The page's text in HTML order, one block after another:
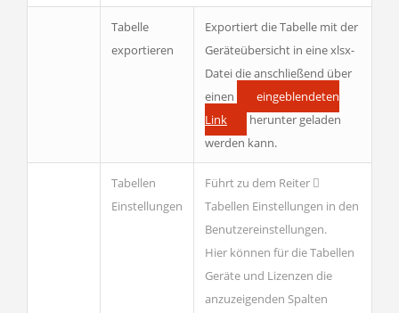
Tabelle
exportieren
Exportiert die Tabelle mit der
Geräteübersicht in eine xlsx-
Datei die anschließend über
einen
eingeblendeten
Link
herunter geladen
werden kann.
Tabellen
Einstellungen
Führt zu dem Reiter
Tabellen Einstellungen in den
Benutzereinstellungen.
Hier können für die Tabellen
Geräte und Lizenzen die
anzuzeigenden Spalten